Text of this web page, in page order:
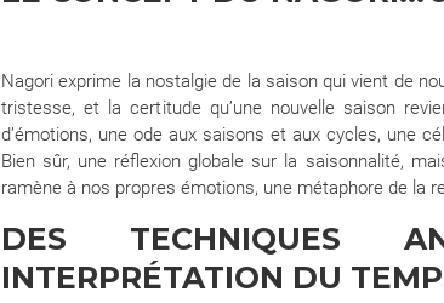
Nagori exprime la nostalgie de la saison qui vient de
tristesse, et la certitude qu’une nouvelle saison
d’émotions, une ode aux saisons et aux cycles, une
Bien sûr, une réflexion globale sur la saisonnalité,
ramène à nos propres émotions, une métaphore de la
DES TECHNIQUES
INTERPRÉTATION DU